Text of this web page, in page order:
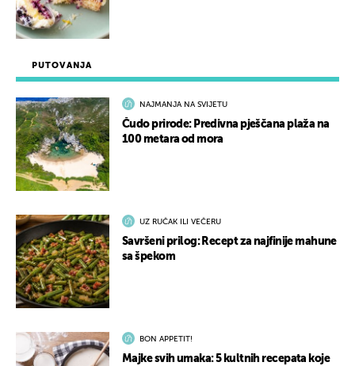
PUTOVANJA
NAJMANJA NA SVIJETU
Čudo prirode: Predivna pješčana plaža na
100 metara od mora
UZ RUČAK ILI VEČERU
Savršeni prilog: Recept za najfinije mahune
sa špekom
BON APPETIT!
Majke svih umaka: 5 kultnih recepata koje